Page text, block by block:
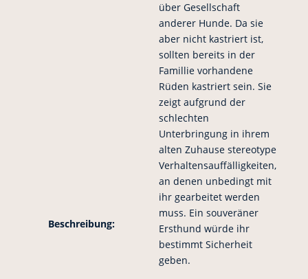
Beschreibung:
über Gesellschaft
anderer Hunde. Da sie
aber nicht kastriert ist,
sollten bereits in der
Famillie vorhandene
Rüden kastriert sein. Sie
zeigt aufgrund der
schlechten
Unterbringung in ihrem
alten Zuhause stereotype
Verhaltensauffälligkeiten,
an denen unbedingt mit
ihr gearbeitet werden
muss. Ein souveräner
Ersthund würde ihr
bestimmt Sicherheit
geben.